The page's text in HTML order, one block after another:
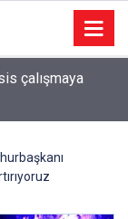
çalışmaya